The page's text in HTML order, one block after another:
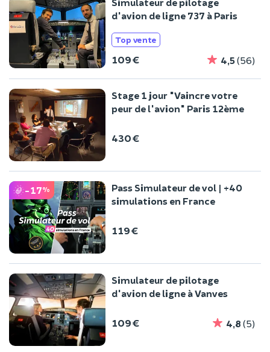
d'avion de ligne 737 à Paris
Top vente
109 € 4,5(56)
Stage 1 jour "Vaincre votre
peur de l'avion" Paris 12ème
430 €
-17%
Pass Simulateur de vol | +40
simulations en France
119 €
Simulateur de pilotage
d'avion de ligne à Vanves
109 € 4,8 (5)